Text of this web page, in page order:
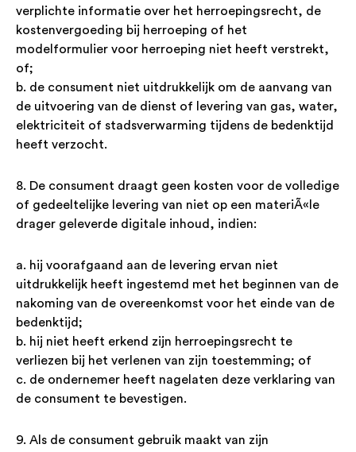
verplichte informatie over het herroepingsrecht, de
kostenvergoeding bij herroeping of het
modelformulier voor herroeping niet heeft verstrekt,
of;
b. de consument niet uitdrukkelijk om de aanvang van
de uitvoering van de dienst of levering van gas, water,
elektriciteit of stadsverwarming tijdens de bedenktijd
heeft verzocht.
8. De consument draagt geen kosten voor de volledige
of gedeeltelijke levering van niet op een materiÃ«le
drager geleverde digitale inhoud, indien:
a. hij voorafgaand aan de levering ervan niet
uitdrukkelijk heeft ingestemd met het beginnen van de
nakoming van de overeenkomst voor het einde van de
bedenktijd;
b. hij niet heeft erkend zijn herroepingsrecht te
verliezen bij het verlenen van zijn toestemming; of
c. de ondernemer heeft nagelaten deze verklaring van
de consument te bevestigen.
9. Als de consument gebruik maakt van zijn